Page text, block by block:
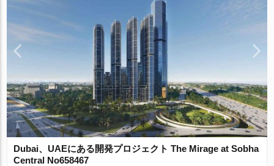
Dubai、UAEにある開発プロジェクト The Mirage at Sobha
Central No658467